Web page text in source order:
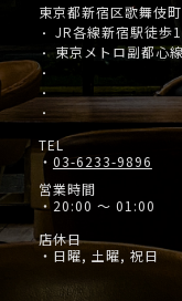
東京都新宿区歌舞伎
・ JR各線新宿駅徒歩
・東京メトロ副都心
・
・
・
TEL
・ 03-6233-9896
営業時間
・20:00 ～ 01:00
店休日
・日曜, 土曜, 祝日